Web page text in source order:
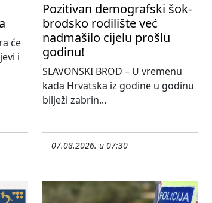
će
i
Pozitivan demografski šok-
brodsko rodilište već
nadmašilo cijelu prošlu
godinu!
SLAVONSKI BROD – U vremenu
kada Hrvatska iz godine u godinu
bilježi zabrin...
07.08.2026. u 07:30